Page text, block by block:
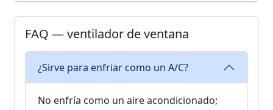
FAQ — ventilador de ventana
¿Sirve para enfriar como un A/C?
No enfría como un aire acondicionado;